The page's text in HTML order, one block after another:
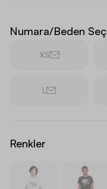
Numara/Beden Seç
XS
L
Renkler